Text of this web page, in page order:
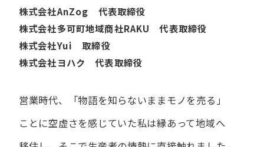
株式会社AnZog 代表取締役
株式会社多可町地域商社RAKU 代表取締役
株式会社Yui 取締役
株式会社ヨハク 代表取締役
営業時代、​「物語を​知らないまま​モノを​売る」
ことに​空虚さを​感じていた​私は縁あって​地域へ​